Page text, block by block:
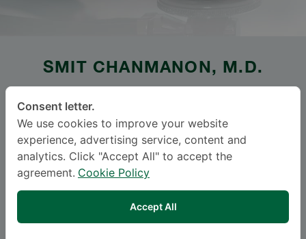
SMIT CHANMANON, M.D.
Specialties: Internal Medicine
Internal Medicine
BAHASA
Consent letter.
We use cookies to improve your website
experience, advertising service, content and
analytics. Click "Accept All" to accept the
agreement. Cookie Policy
Accept All